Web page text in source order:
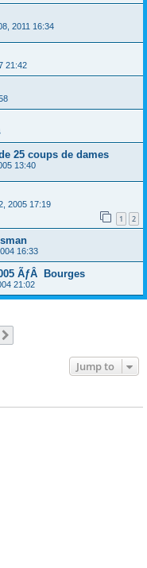
2011 16:34
21:42
25 coups de dames
13:40
2005 17:19
1 2
16:33
ÃƒÂ Bourges
21:02
Jump to